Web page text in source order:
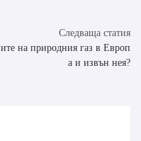
Следваща статия
на природния газ в Европ
а и извън нея?